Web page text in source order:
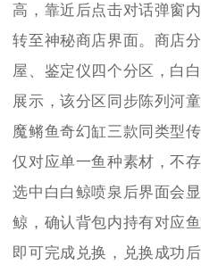
高，靠近后点击对话弹窗
转至神秘商店界面。商店
屋、鉴定仪四个分区，白
展示，该分区同步陈列河
魔鳉鱼奇幻缸三款同类型
仅对应单一鱼种素材，不
选中白白鲸喷泉后界面会
鲸，确认背包内持有对应
即可完成兑换，兑换成功